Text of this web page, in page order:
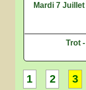
Mardi 7 Juillet
Trot
1 2 3